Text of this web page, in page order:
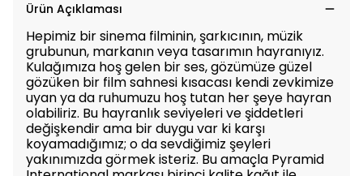
Ürün Açıklaması
Hepimiz bir sinema filminin, şarkıcının, müzik
grubunun, markanın veya tasarımın hayranıyız.
Kulağımıza hoş gelen bir ses, gözümüze güzel
gözüken bir film sahnesi kısacası kendi zevkimize
uyan ya da ruhumuzu hoş tutan her şeye hayran
olabiliriz. Bu hayranlık seviyeleri ve şiddetleri
değişkendir ama bir duygu var ki karşı
koyamadığımız; o da sevdiğimiz şeyleri
yakınımızda görmek isteriz. Bu amaçla Pyramid